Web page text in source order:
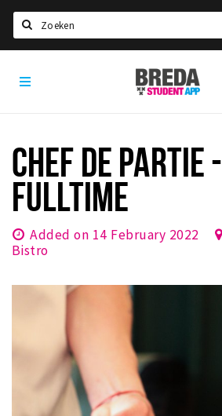
HOME
Welcome in Breda
Student associations
Student council
Student routes
Registering municipality
Health insurance
General practitioner and first aid
Breda
Student
CHEF DE PARTIE -
FULLTIME
Added on 14 February 2022
Bistro